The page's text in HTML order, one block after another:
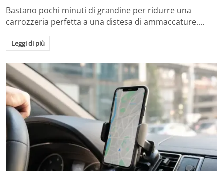
Bastano pochi minuti di grandine per ridurre una
carrozzeria perfetta a una distesa di ammaccature.…
Leggi di più